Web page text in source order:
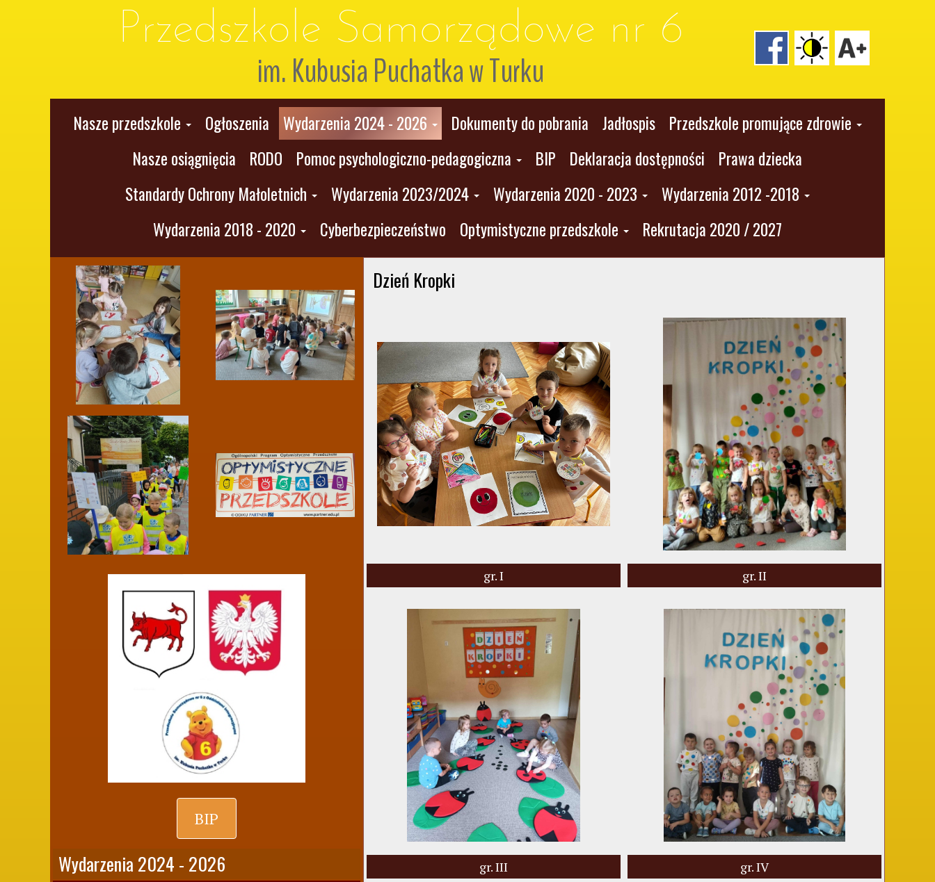
Przedszkole Samorządowe nr 6
im. Kubusia Puchatka w Turku
Nasze przedszkole Ogłoszenia Wydarzenia 2024 - 2026 Dokumenty do pobrania Jadłospis
Przedszkole promujące zdrowie
Nasze osiągnięcia
RODO Pomoc psychologiczno-pedagogiczna BIP Deklaracja dostępności
Prawa dziecka
Standardy Ochrony Małoletnich
Wydarzenia 2023/2024 Wydarzenia 2020 - 2023
Wydarzenia 2012 -2018
Wydarzenia 2018 - 2020
Cyberbezpieczeństwo Optymistyczne przedszkole Rekrutacja 2020 / 2027
Dzień Kropki
gr. I gr. II
gr. III gr. IV
BIP
Wydarzenia 2024 - 2026